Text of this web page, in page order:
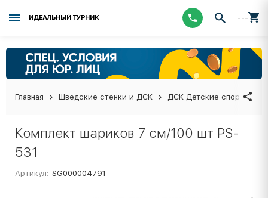
ИДЕАЛЬНЫЙ ТУРНИК ---
Главная Шведские стенки и ДСК ДСК Детские
Комплект шариков 7 см/100 шт PS-
531
Артикул: SG000004791